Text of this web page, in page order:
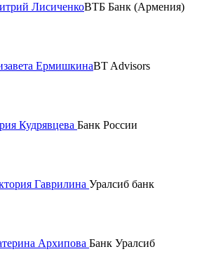
ЛисиченкоВТБ Банк (Армения)
ЕрмишкинаBT Advisors
Кудрявцева Банк России
Гаврилина Уралсиб банк
Архипова Банк Уралсиб